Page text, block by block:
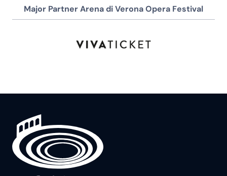
Major Partner Arena di Verona Opera Festival